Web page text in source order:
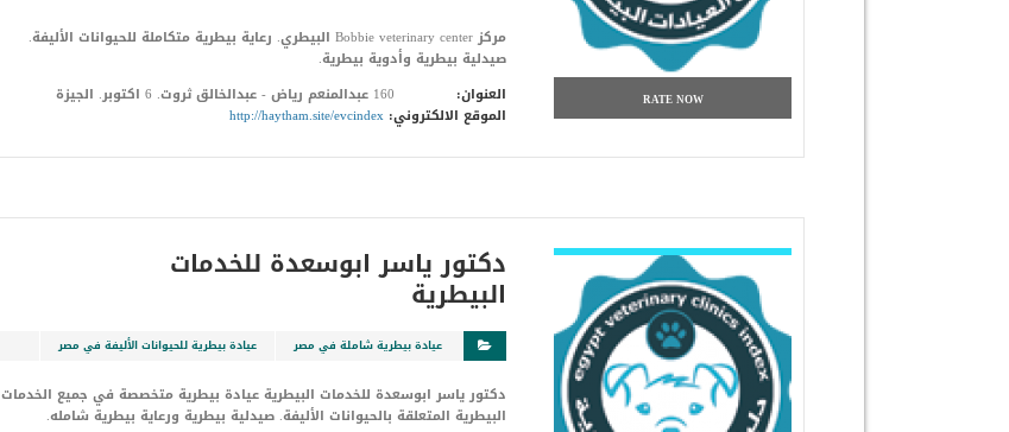
RATE NOW
مركز Bobbie veterinary center البيطري. رعاية بيطرية متكاملة للحيوانات الأليفة.
صيدلية بيطرية وأدوية بيطرية.
العنوان:
160 عبدالمنعم رياض - عبدالخالق ثروت. 6 اكتوبر. الجيزة
الموقع الالكتروني: http://haytham.site/evcindex
شاهد التفاصيل
دكتور ياسر ابوسعدة للخدمات
البيطرية
عيادة بيطرية شاملة في مصر عيادة بيطرية للحيوانات الأليفة في مصر
دكتور ياسر ابوسعدة للخدمات البيطرية عيادة بيطرية متخصصة في جميع الخدمات
البيطرية المتعلقة بالحيوانات الأليفة. صيدلية بيطرية ورعاية بيطرية شامله.